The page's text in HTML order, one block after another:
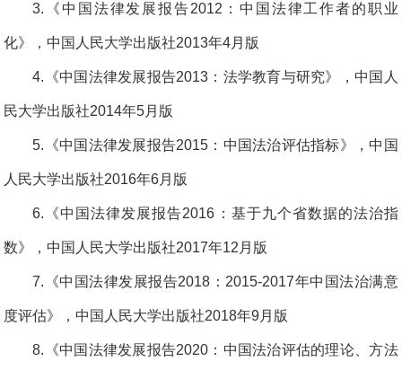
3.《中国法律发展报告2012：中国法律工作者的职业
化》，中国人民大学出版社2013年4月版
4.《中国法律发展报告2013：法学教育与研究》，中国人
民大学出版社2014年5月版
5.《中国法律发展报告2015：中国法治评估指标》，中国
人民大学出版社2016年6月版
6.《中国法律发展报告2016：基于九个省数据的法治指
数》，中国人民大学出版社2017年12月版
7.《中国法律发展报告2018：2015-2017年中国法治满意
度评估》，中国人民大学出版社2018年9月版
8.《中国法律发展报告2020：中国法治评估的理论、方法